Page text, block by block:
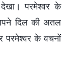
देखा। परमेश्वर के
दिल की अतल
परमेश्वर के वचनोंं